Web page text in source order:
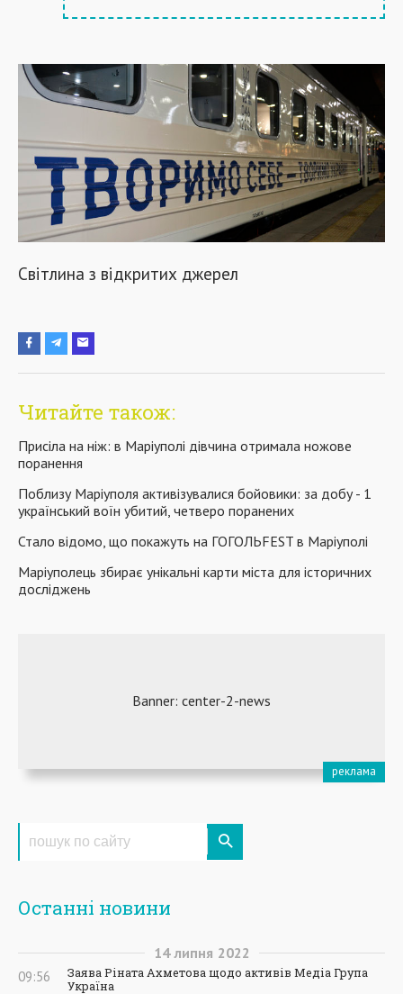
Світлина з відкритих джерел
Читайте також:
Присіла на ніж: в Маріуполі дівчина отримала ножове
поранення
Поблизу Маріуполя активізувалися бойовики: за добу - 1
український воїн убитий, четверо поранених
Стало відомо, що покажуть на ГОГОЛЬFEST в Маріуполі
Маріуполець збирає унікальні карти міста для історичних
досліджень
Останні новини
14 липня 2022
09:56
Заява Ріната Ахметова щодо активів Медіа Група
Україна